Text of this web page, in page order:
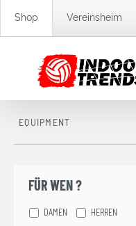
Zur Hauptnavigation springen
Shop Vereinsheim
EQUIPMENT
FÜR WEN ?
DAMEN HERREN